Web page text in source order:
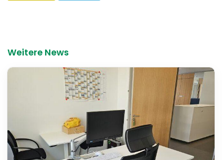
Weitere News